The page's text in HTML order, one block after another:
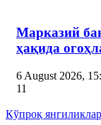
Марказий
ҳақида
6 August 2026,
11
Кўпроқ янгиликлар